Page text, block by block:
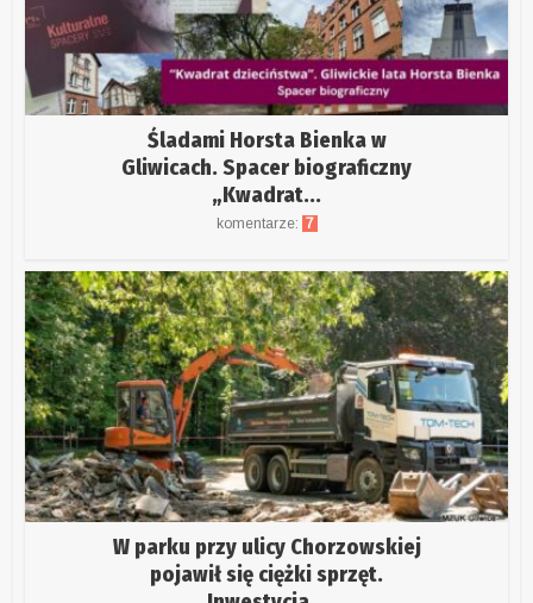
Śladami Horsta Bienka w
Gliwicach. Spacer biograficzny
„Kwadrat...
komentarze: 7
W parku przy ulicy Chorzowskiej
pojawił się ciężki sprzęt.